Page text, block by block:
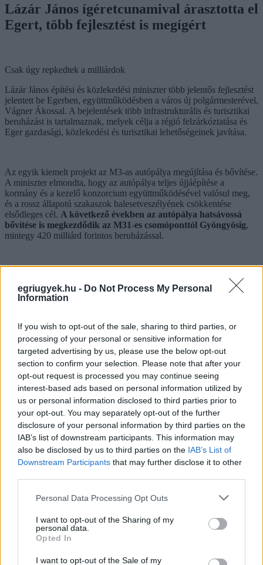
egriugyek.hu - Do Not Process My Personal
Information
If you wish to opt-out of the sale, sharing to third parties, or
processing of your personal or sensitive information for
targeted advertising by us, please use the below opt-out
section to confirm your selection. Please note that after your
opt-out request is processed you may continue seeing
interest-based ads based on personal information utilized by
us or personal information disclosed to third parties prior to
your opt-out. You may separately opt-out of the further
disclosure of your personal information by third parties on the
IAB’s list of downstream participants. This information may
also be disclosed by us to third parties on the IAB’s List of
Downstream Participants that may further disclose it to other
Please note that this website/app uses one or more Google
not limited to your visit or usage behaviour. You may click to
grant or deny consent to Google and its third-party tags to
use your data for below specified purposes in below Google
consent section.
Personal Data Processing Opt Outs
I want to opt-out of the Sharing of my
personal data.
Opted In
I want to opt-out of the Sale of my
Lázár János ígéretcunamival árasztotta el
Egert, több fejlesztést is megígért
Csak úgy repkedtek a milliárdok
Lázár János építési és közlekedési miniszter több jelentős fejlesztést
jelentett be Egerben, együttműködésben a város új polgármesterével,
Vágner Ákossal. A bejelentések több infrastrukturális és turisztikai
beruházást is tartalmaznak, melyek célja a régió felzárkóztatása és
Eger gazdasági, közlekedési és turisztikai lehetőségeinek javítása.
Az egyik kiemelt projekt az M3-as autópálya megújítása és bővítése.
A miniszter elmondta, hogy az autópálya teljes újjáépítése a
kormány és a kezelő konzorcium együttműködésével valósul meg,
és a rossz állapotú szakaszok balesetveszélyének csökkentése
elsődleges cél. A következő években az autópálya hatsávossá
bővítése is megkezdődik az M31-es csomóponttól Gyöngyösig,
mintegy 420 milliárd forintos beruházással.
amelyet egy tízéves együttműködési megállapodás keretében